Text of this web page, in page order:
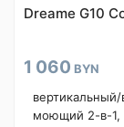
Dreame G10
1 060 BYN
моющий 2-в-1,